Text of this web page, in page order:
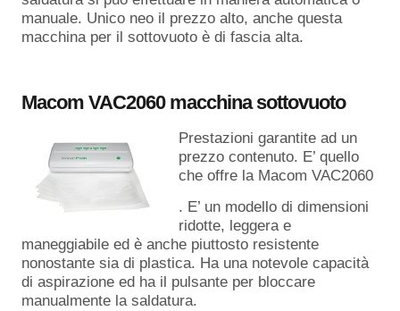
manuale. Unico neo il prezzo alto, anche questa
macchina per il sottovuoto è di fascia alta.
Macom VAC2060 macchina sottovuoto
Prestazioni garantite ad un
prezzo contenuto. E’ quello
che offre la Macom VAC2060
. E’ un modello di dimensioni
ridotte, leggera e
maneggiabile ed è anche piuttosto resistente
nonostante sia di plastica. Ha una notevole capacità
di aspirazione ed ha il pulsante per bloccare
manualmente la saldatura.